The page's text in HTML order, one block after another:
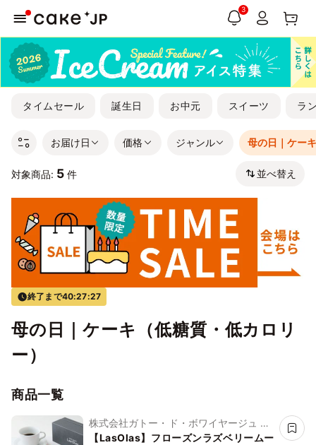
3
タイムセール 誕生日 お中元 スイーツ ラ
お届け日 価格 ジャンル 母の日｜ケー
対象商品: 5 件 並べ替え
終了まで40:27:26
母の日｜ケーキ（低糖質・低カロリ
ー）
商品一覧
株式会社ガトー・ド・ボワイヤージュ ブ
ランドLasolas
【LasOlas】フローズンラズベリームー